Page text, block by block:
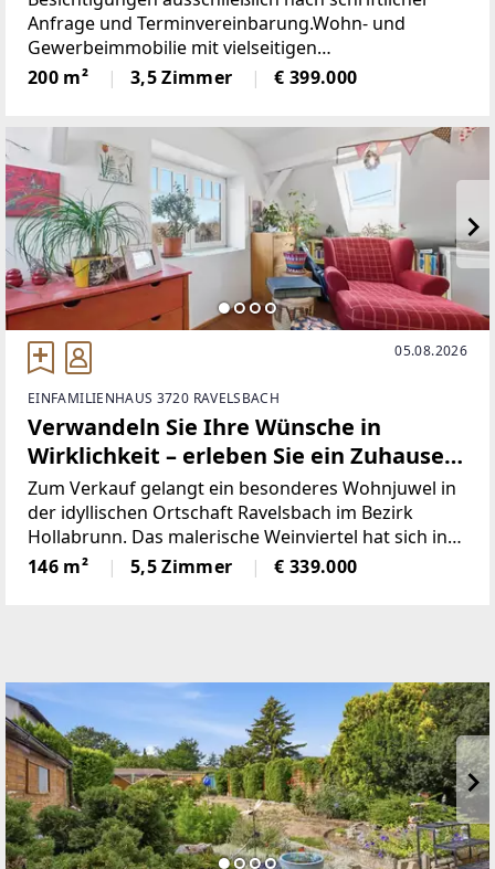
Anfrage und Terminvereinbarung.Wohn- und
Gewerbeimmobilie mit vielseitigen
Nutzungsmöglichkeiten – ein besonderes
Angebot!Diese außergewöhnliche Liegenschaft in
200 m² 3,5 Zimmer € 399.000
05.08.2026
EINFAMILIENHAUS 3720 RAVELSBACH
Verwandeln Sie Ihre Wünsche in
Wirklichkeit – erleben Sie ein Zuhause
voller Lebensqualität und Naturgenuss!
Zum Verkauf gelangt ein besonderes Wohnjuwel in
der idyllischen Ortschaft Ravelsbach im Bezirk
Hollabrunn. Das malerische Weinviertel hat sich in
den vergangenen Jahren zu einem gefragten
Rückzugsort für all jene entwickelt, die Ruhe, Natur
146 m² 5,5 Zimmer € 339.000